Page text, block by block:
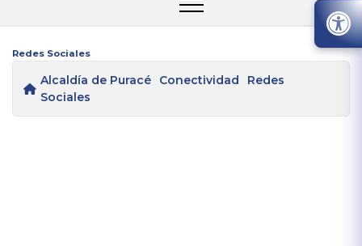
Redes Sociales
Alcaldía de Puracé Conectividad
Redes
Sociales